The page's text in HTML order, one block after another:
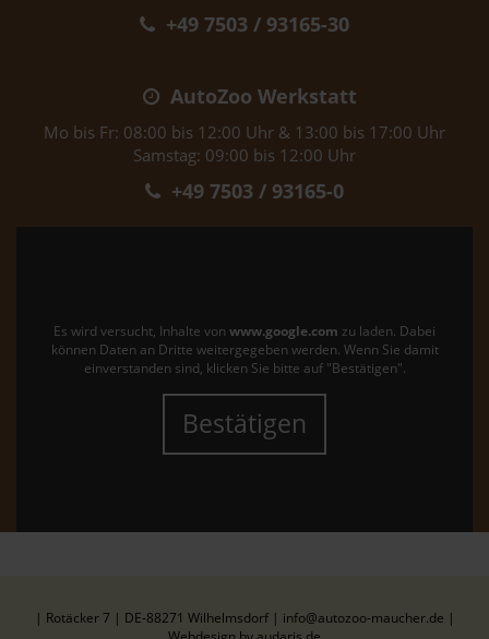
+49 7503 / 93165-30
AutoZoo Werkstatt
Mo bis Fr: 08:00 bis 12:00 Uhr & 13:00 bis 17:00 Uhr
Samstag: 09:00 bis 12:00 Uhr
+49 7503 / 93165-0
Es wird versucht, Inhalte von www.google.com zu laden. Dabei
können Daten an Dritte weitergegeben werden. Wenn Sie damit
einverstanden sind, klicken Sie bitte auf "Bestätigen".
Bestätigen
| Rotäcker 7 | DE-88271 Wilhelmsdorf | info@autozoo-maucher.de |